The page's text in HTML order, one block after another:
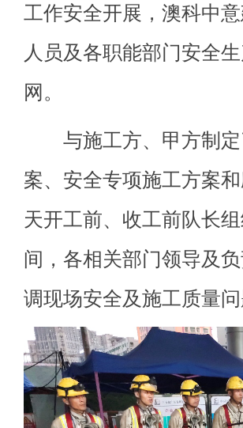
工作安全开展，澳科中
人员及各职能部门安全
网。
与施工方、甲方制定
案、安全专项施工方案
天开工前、收工前队长
间，各相关部门领导及
调现场安全及施工质量问